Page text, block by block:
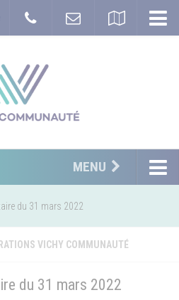
MENU
du 31 mars 2022
VICHY COMMUNAUTÉ
du 31 mars 2022